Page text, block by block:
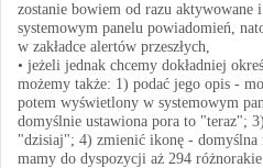
zostanie bowiem od razu
systemowym panelu powiadomień,
w zakładce alertów przeszłych,
• jeżeli jednak chcemy dokładniej
możemy także: 1) podać jego opis -
potem wyświetlony w systemowym
domyślnie ustawiona pora to "teraz";
"dzisiaj"; 4) zmienić ikonę - domyślna
mamy do dyspozycji aż 294